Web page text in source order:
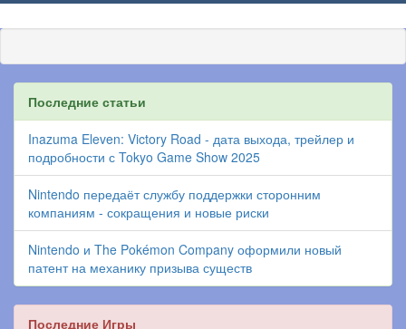
Последние статьи
Inazuma Eleven: Victory Road - дата выхода, трейлер и
подробности с Tokyo Game Show 2025
Nintendo передаёт службу поддержки сторонним
компаниям - сокращения и новые риски
Nintendo и The Pokémon Company оформили новый
патент на механику призыва существ
Последние Игры